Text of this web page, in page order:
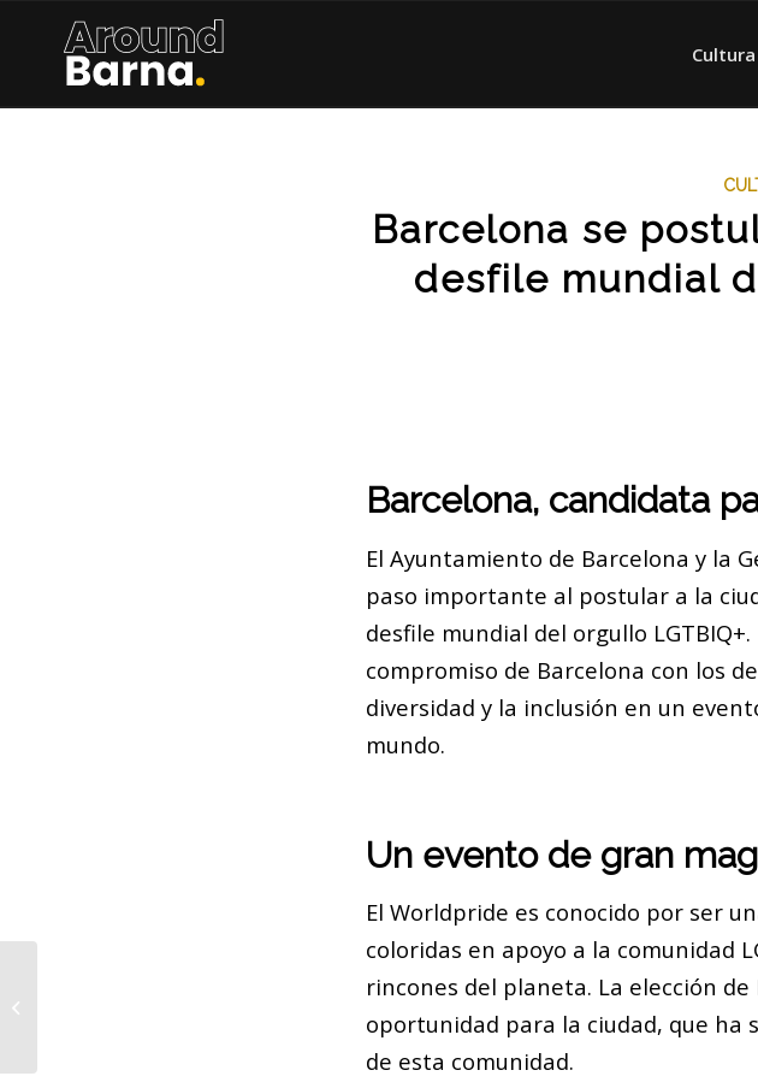
Barcelona se
desfile mundial
Barcelona, candidata
El Ayuntamiento de Barcelona y la
paso importante al postular a la
desfile mundial del orgullo
compromiso de Barcelona con los
diversidad y la inclusión en un
mundo.
Un evento de gran
El Worldpride es conocido por ser
coloridas en apoyo a la comunidad
rincones del planeta. La elección
oportunidad para la ciudad, que ha
de esta comunidad.